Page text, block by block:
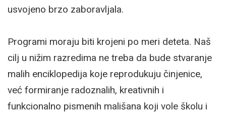
usvojeno brzo zaboravljala.
Programi moraju biti krojeni po meri deteta. Naš
cilj u nižim razredima ne treba da bude stvaranje
malih enciklopedija koje reprodukuju činjenice,
već formiranje radoznalih, kreativnih i
funkcionalno pismenih mališana koji vole školu i